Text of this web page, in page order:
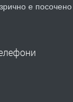
е посочено